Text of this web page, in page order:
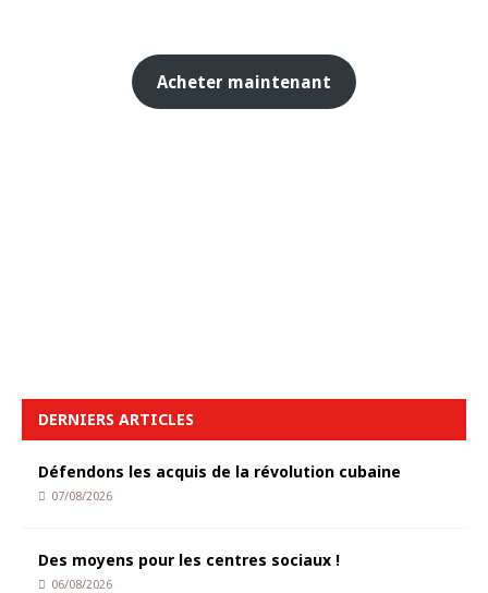
Acheter maintenant
DERNIERS ARTICLES
Défendons les acquis de la révolution cubaine
07/08/2026
Des moyens pour les centres sociaux !
06/08/2026